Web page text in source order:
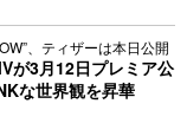
、ティザーは本日公開
が3月12日プレミア公
な世界観を昇華